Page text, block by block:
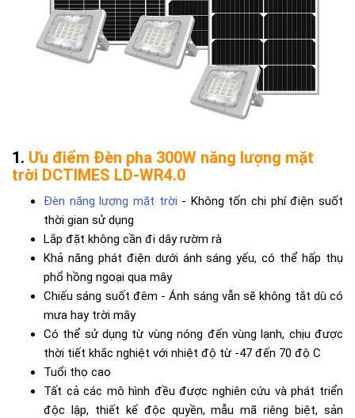
Ưu điểm Đèn pha 300W năng lượng mặt
trời DCTIMES LD-WR4.0
Đèn năng lượng mặt trời - Không tốn chi phí điện suốt
thời gian sử dụng
Lắp đặt không cần đi dây rườm rà
Khả năng phát điện dưới ánh sáng yếu, có thể hấp thụ
phổ hồng ngoại qua mây
Chiếu sáng suốt đêm - Ánh sáng vẫn sẽ không tắt dù có
mưa hay trời mây
Có thể sử dụng từ vùng nóng đến vùng lạnh, chịu được
thời tiết khắc nghiệt với nhiệt độ từ -47 đến 70 độ C
Tuổi thọ cao
Tất cả các mô hình đều được nghiên cứu và phát triển
độc lập, thiết kế độc quyền, mẫu mã riêng biệt, sản